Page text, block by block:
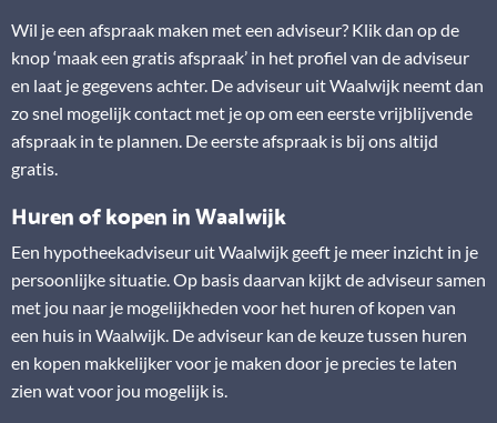
Wil je een afspraak maken met een adviseur? Klik dan op de
knop ‘maak een gratis afspraak’ in het profiel van de adviseur
en laat je gegevens achter. De adviseur uit Waalwijk neemt dan
zo snel mogelijk contact met je op om een eerste vrijblijvende
afspraak in te plannen. De eerste afspraak is bij ons altijd
gratis.
Huren of kopen in Waalwijk
Een hypotheekadviseur uit Waalwijk geeft je meer inzicht in je
persoonlijke situatie. Op basis daarvan kijkt de adviseur samen
met jou naar je mogelijkheden voor het huren of kopen van
een huis in Waalwijk. De adviseur kan de keuze tussen huren
en kopen makkelijker voor je maken door je precies te laten
zien wat voor jou mogelijk is.